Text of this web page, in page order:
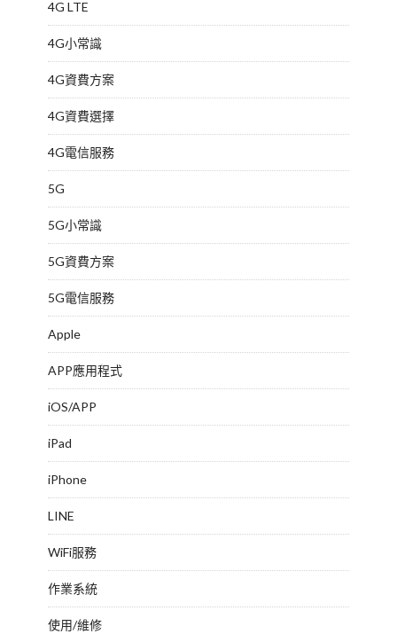
4G LTE
4G小常識
4G資費方案
4G資費選擇
4G電信服務
5G
5G小常識
5G資費方案
5G電信服務
Apple
APP應用程式
iOS/APP
iPad
iPhone
LINE
WiFi服務
作業系統
使用/維修